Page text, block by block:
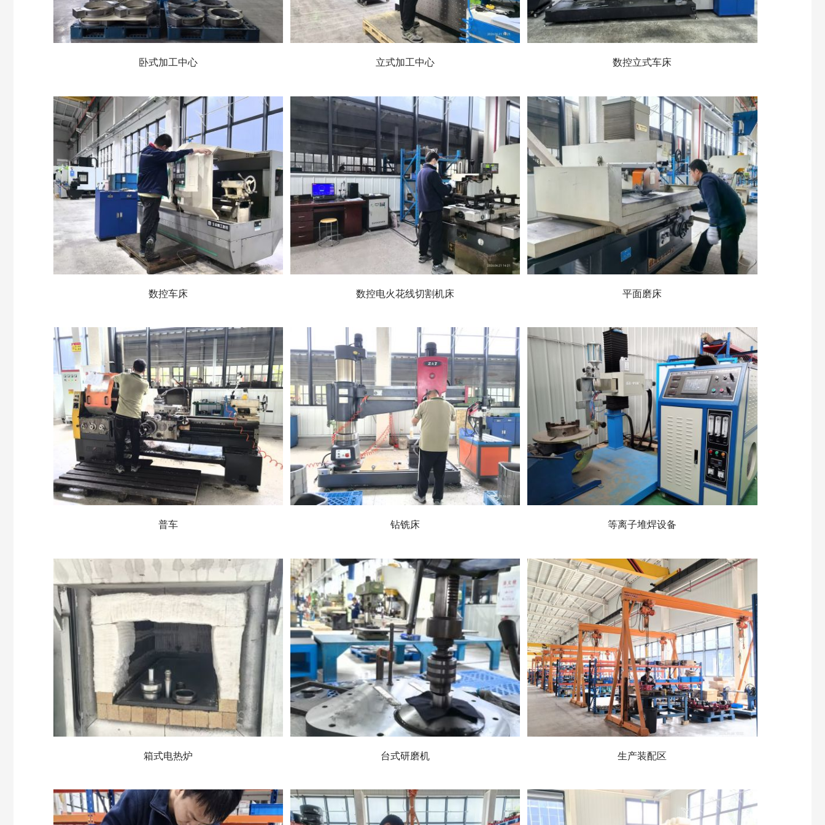
卧式加工中心 立式加工中心 数控立式车床
数控车床 数控电火花线切割机床 平面磨床
普车 钻铣床 等离子堆焊设备
箱式电热炉 台式研磨机 生产装配区